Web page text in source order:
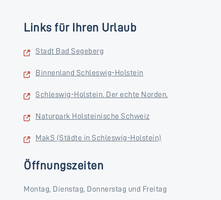
Links für Ihren Urlaub
Stadt Bad Segeberg
Binnenland Schleswig-Holstein
Schleswig-Holstein. Der echte Norden.
Naturpark Holsteinische Schweiz
MakS (Städte in Schleswig-Holstein)
Öffnungszeiten
Montag, Dienstag, Donnerstag und Freitag